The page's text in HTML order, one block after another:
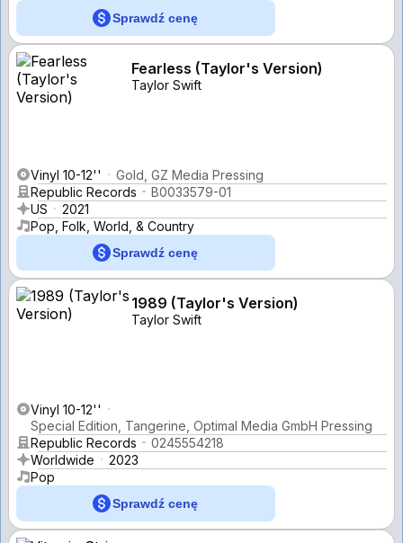
Sprawdź cenę
Fearless (Taylor's Version)
Taylor Swift
Vinyl 10-12''
Gold, GZ Media Pressing
Republic Records
B0033579-01
US
2021
Pop, Folk, World, & Country
Sprawdź cenę
1989 (Taylor's Version)
Taylor Swift
Vinyl 10-12''
Special Edition, Tangerine, Optimal Media GmbH Pressing
Republic Records
0245554218
Worldwide
2023
Pop
Sprawdź cenę